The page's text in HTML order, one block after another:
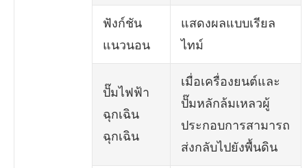
ฟังก์ชัน
แนวนอน
แสดงผลแบบเรียล
ไทม์
ปั๊มไฟฟ้า
ฉุกเฉิน
ฉุกเฉิน
เมื่อเครื่องยนต์และ
ปั๊มหลักล้มเหลวผู้
ประกอบการสามารถ
ส่งกลับไปยังพื้นดิน